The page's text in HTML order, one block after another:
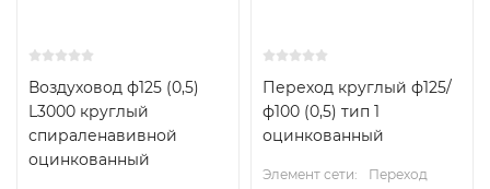
Воздуховод ф125 (0,5)
L3000 круглый
спираленавивной
оцинкованный
Переход круглый ф125/
ф100 (0,5) тип 1
оцинкованный
Элемент сети:
Переход